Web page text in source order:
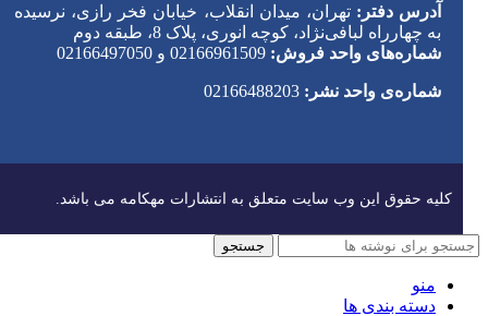
آدرس دفتر: تهران، میدان انقلاب، خیابان فخر رازی، نرسیده
به چهارراه لبافی‌نژاد، کوچه انوری، پلاک 8، طبقه دوم
شماره‌های واحد فروش: 02166961509 و 02166497050
شماره‌‌ی واحد نشر:
کلیه حقوق این وب سایت متعلق به انتشارات مهکامه می باشد.
جستجو
منو
دسته بندی ها